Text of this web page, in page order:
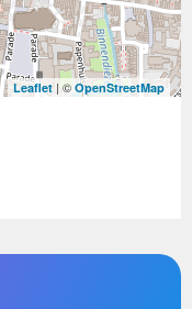
Leaflet | © OpenStreetMap